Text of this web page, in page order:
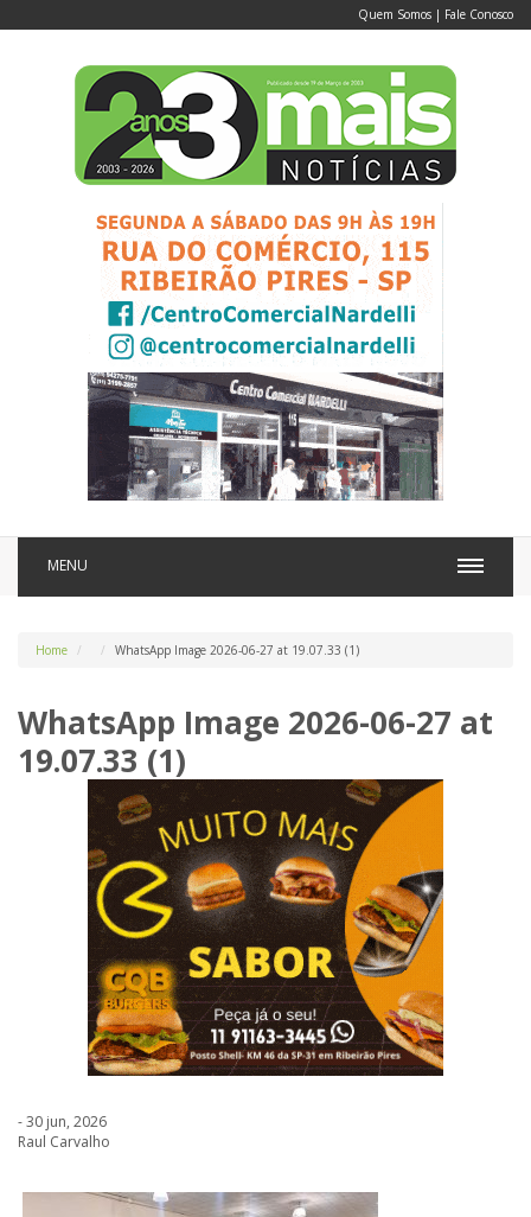
Quem Somos | Fale Conosco
MENU
Home WhatsApp Image 2026-06-27 at 19.07.33 (1)
WhatsApp Image 2026-06-27 at
19.07.33 (1)
- 30 jun, 2026
Raul Carvalho